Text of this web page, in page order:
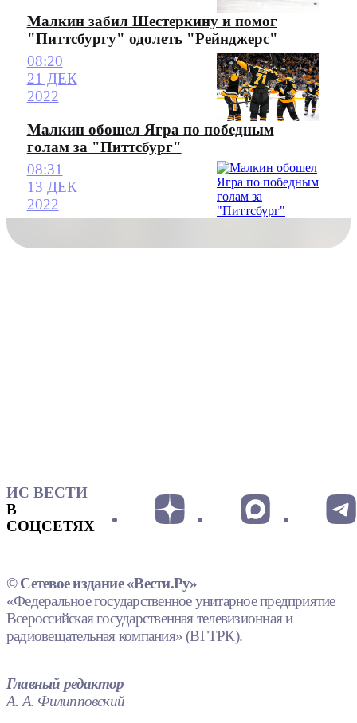
Малкин забил Шестеркину и помог
"Питтсбургу" одолеть "Рейнджерс"
08:20
21 ДЕК
2022
Малкин обошел Ягра по победным
голам за "Питтсбург"
08:31
13 ДЕК
2022
ИС ВЕСТИ
В
СОЦСЕТЯХ
© Сетевое издание «Вести.Ру»
«Федеральное государственное унитарное предприятие
Всероссийская государственная телевизионная и
радиовещательная компания» (ВГТРК).
Главный редактор
А. А. Филипповский